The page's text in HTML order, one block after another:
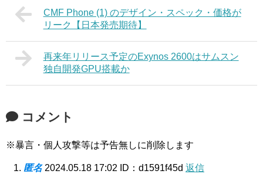
CMF Phone (1) のデザイン・スペック・価格が
リーク【日本発売期待】
再来年リリース予定のExynos 2600はサムスン
独自開発GPU搭載か
コメント
※暴言・個人攻撃等は予告無しに削除します
匿名 2024.05.18 17:02 ID：d1591f45d 返信